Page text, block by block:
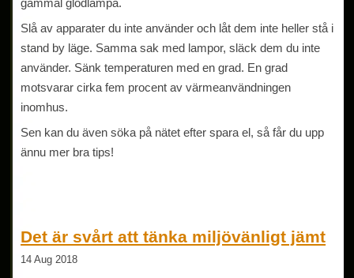
gammal glödlampa.
Slå av apparater du inte använder och låt dem inte heller stå i
stand by läge. Samma sak med lampor, släck dem du inte
använder. Sänk temperaturen med en grad. En grad
motsvarar cirka fem procent av värmeanvändningen
inomhus.
Sen kan du även söka på nätet efter spara el, så får du upp
ännu mer bra tips!
Det är svårt att tänka miljövänligt jämt
14 Aug 2018